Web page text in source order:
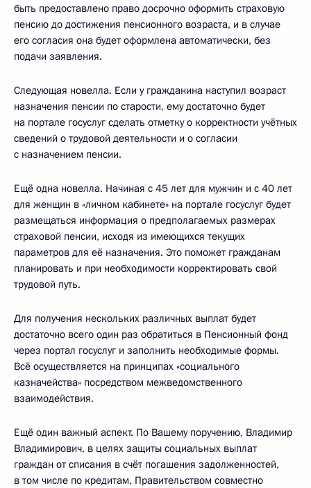
быть предоставлено право досрочно оформить страховую
пенсию до достижения пенсионного возраста, и в случае
его согласия она будет оформлена автоматически, без
подачи заявления.
Следующая новелла. Если у гражданина наступил возраст
назначения пенсии по старости, ему достаточно будет
на портале госуслуг сделать отметку о корректности учётных
сведений о трудовой деятельности и о согласии
с назначением пенсии.
Ещё одна новелла. Начиная с 45 лет для мужчин и с 40 лет
для женщин в «личном кабинете» на портале госуслуг будет
размещаться информация о предполагаемых размерах
страховой пенсии, исходя из имеющихся текущих
параметров для её назначения. Это поможет гражданам
планировать и при необходимости корректировать свой
трудовой путь.
Для получения нескольких различных выплат будет
достаточно всего один раз обратиться в Пенсионный фонд
через портал госуслуг и заполнить необходимые формы.
Всё осуществляется на принципах «социального
казначейства» посредством межведомственного
взаимодействия.
Ещё один важный аспект. По Вашему поручению, Владимир
Владимирович, в целях защиты социальных выплат
граждан от списания в счёт погашения задолженностей,
в том числе по кредитам, Правительством совместно